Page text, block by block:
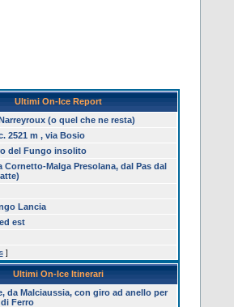
Ultimi On-Ice Report
(o quel che ne resta)
2521 m , via Bosio
del Fungo insolito
Cornetto-Malga Presolana, dal Pas dal
Lancia
est
]
Ultimi On-Ice Itinerari
da Malciaussia, con giro ad anello per
Ferro